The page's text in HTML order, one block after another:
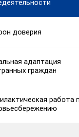
доверия
адаптация
граждан
работа